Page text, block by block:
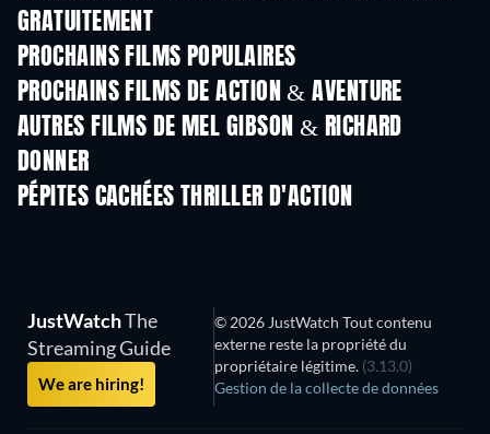
GRATUITEMENT
PROCHAINS FILMS POPULAIRES
PROCHAINS FILMS DE ACTION & AVENTURE
AUTRES FILMS DE MEL GIBSON & RICHARD
DONNER
PÉPITES CACHÉES THRILLER D'ACTION
JustWatchThe
Streaming Guide
We are hiring!
© 2026 JustWatch Tout contenu
externe reste la propriété du
propriétaire légitime. (3.13.0)
Gestion de la collecte de données